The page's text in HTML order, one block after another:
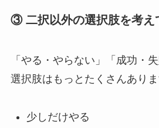
③ 二択以外の選択肢を考え
「やる・やらない」「成功・
選択肢はもっとたくさんありま
少しだけやる